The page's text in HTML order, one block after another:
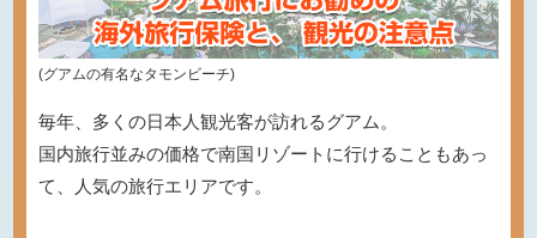
(グアムの有名なタモンビーチ)
毎年、多くの日本人観光客が訪れるグアム。
国内旅行並みの価格で南国リゾートに行けることもあっ
て、人気の旅行エリアです。